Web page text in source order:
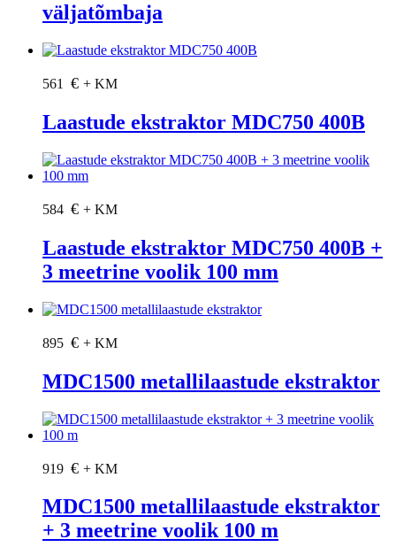
väljatõmbaja
561 € + KM
Laastude ekstraktor MDC750 400В
584 € + KM
Laastude ekstraktor MDC750 400В +
3 meetrine voolik 100 mm
895 € + KM
MDC1500 metallilaastude ekstraktor
919 € + KM
MDC1500 metallilaastude ekstraktor
+ 3 meetrine voolik 100 m